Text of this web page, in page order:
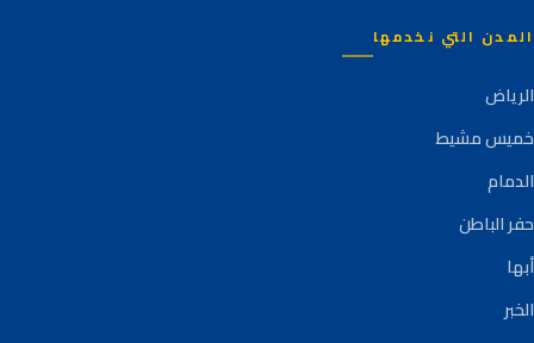
المدن التي نخدمها
الرياض
خميس مشيط
الدمام
حفر الباطن
أبها
الخبر